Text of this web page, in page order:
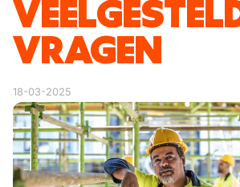
VRAGEN
18-03-2025